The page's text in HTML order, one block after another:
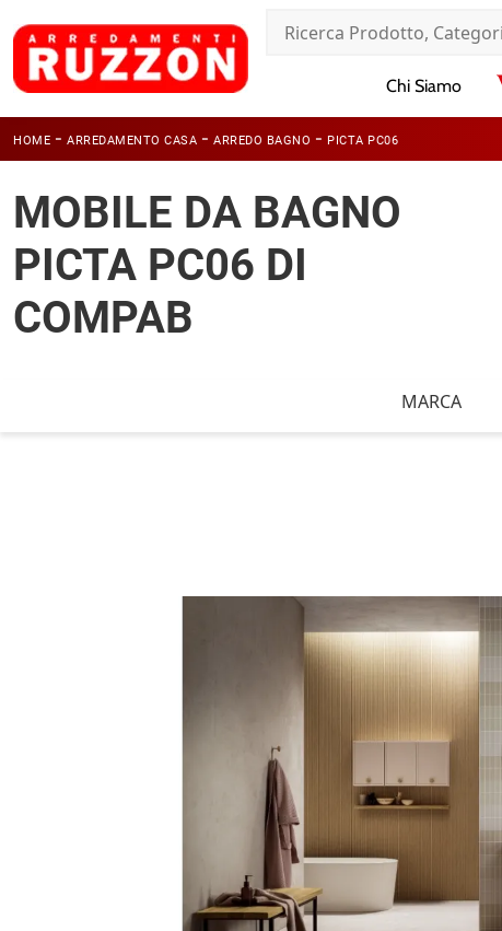
Chi Siamo
HOME - ARREDAMENTO CASA - ARREDO BAGNO - PICTA PC06
MOBILE DA BAGNO
PICTA PC06 DI
COMPAB
MARCA